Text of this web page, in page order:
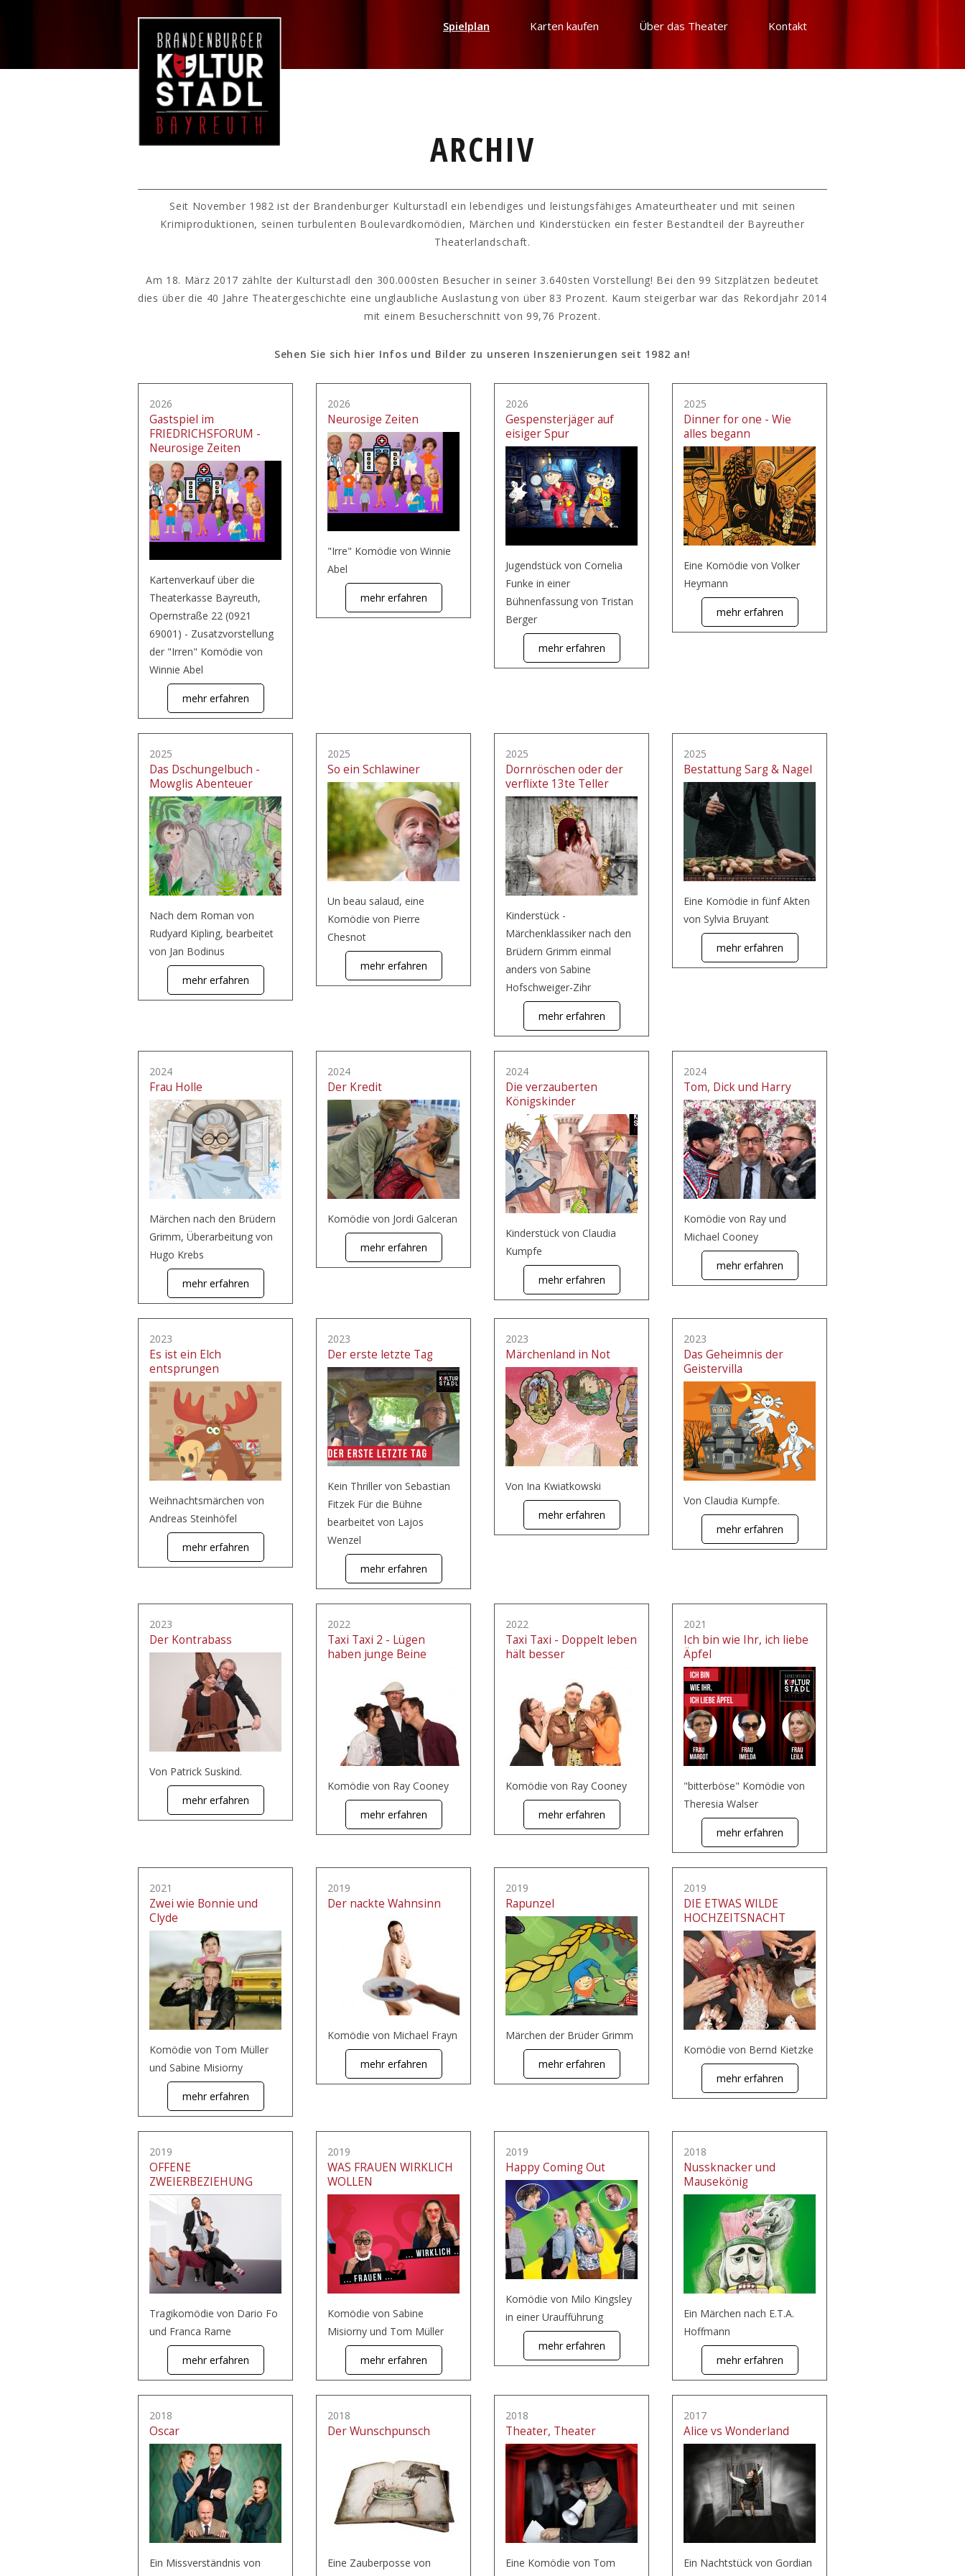
Spielplan Karten kaufen Über das Theater Kontakt
ARCHIV
Seit November 1982 ist der Brandenburger Kulturstadl ein lebendiges und leistungsfähiges Amateurtheater und mit seinen
Krimiproduktionen, seinen turbulenten Boulevardkomödien, Märchen und Kinderstücken ein fester Bestandteil der Bayreuther
Theaterlandschaft.
Am 18. März 2017 zählte der Kulturstadl den 300.000sten Besucher in seiner 3.640sten Vorstellung! Bei den 99 Sitzplätzen bedeutet
dies über die 40 Jahre Theatergeschichte eine unglaubliche Auslastung von über 83 Prozent. Kaum steigerbar war das Rekordjahr 2014
mit einem Besucherschnitt von 99,76 Prozent.
Sehen Sie sich hier Infos und Bilder zu unseren Inszenierungen seit 1982 an!
2026
Gastspiel im
FRIEDRICHSFORUM -
Neurosige Zeiten
Kartenverkauf über die
Theaterkasse Bayreuth,
Opernstraße 22 (0921
69001) - Zusatzvorstellung
der "Irren" Komödie von
Winnie Abel
mehr erfahren
2026
Neurosige Zeiten
"Irre" Komödie von Winnie
Abel
mehr erfahren
2026
Gespensterjäger auf
eisiger Spur
Jugendstück von Cornelia
Funke in einer
Bühnenfassung von Tristan
Berger
mehr erfahren
2025
Dinner for one - Wie
alles begann
Eine Komödie von Volker
Heymann
mehr erfahren
2025
Das Dschungelbuch -
Mowglis Abenteuer
Nach dem Roman von
Rudyard Kipling, bearbeitet
von Jan Bodinus
mehr erfahren
2025
So ein Schlawiner
Un beau salaud, eine
Komödie von Pierre
Chesnot
mehr erfahren
2025
Dornröschen oder der
verflixte 13te Teller
Kinderstück -
Märchenklassiker nach den
Brüdern Grimm einmal
anders von Sabine
Hofschweiger-Zihr
mehr erfahren
2025
Bestattung Sarg & Nagel
Eine Komödie in fünf Akten
von Sylvia Bruyant
mehr erfahren
2024
Frau Holle
Märchen nach den Brüdern
Grimm, Überarbeitung von
Hugo Krebs
mehr erfahren
2024
Der Kredit
Komödie von Jordi Galceran
mehr erfahren
2024
Die verzauberten
Königskinder
Kinderstück von Claudia
Kumpfe
mehr erfahren
2024
Tom, Dick und Harry
Komödie von Ray und
Michael Cooney
mehr erfahren
2023
Es ist ein Elch
entsprungen
Weihnachtsmärchen von
Andreas Steinhöfel
mehr erfahren
2023
Der erste letzte Tag
Kein Thriller von Sebastian
Fitzek Für die Bühne
bearbeitet von Lajos
Wenzel
mehr erfahren
2023
Märchenland in Not
Von Ina Kwiatkowski
mehr erfahren
2023
Das Geheimnis der
Geistervilla
Von Claudia Kumpfe.
mehr erfahren
2023
Der Kontrabass
Von Patrick Suskind.
mehr erfahren
2022
Taxi Taxi 2 - Lügen
haben junge Beine
Komödie von Ray Cooney
mehr erfahren
2022
Taxi Taxi - Doppelt leben
hält besser
Komödie von Ray Cooney
mehr erfahren
2021
Ich bin wie Ihr, ich liebe
Äpfel
"bitterböse" Komödie von
Theresia Walser
mehr erfahren
2021
Zwei wie Bonnie und
Clyde
Komödie von Tom Müller
und Sabine Misiorny
mehr erfahren
2019
Der nackte Wahnsinn
Komödie von Michael Frayn
mehr erfahren
2019
Rapunzel
Märchen der Brüder Grimm
mehr erfahren
2019
DIE ETWAS WILDE
HOCHZEITSNACHT
Komödie von Bernd Kietzke
mehr erfahren
2019
OFFENE
ZWEIERBEZIEHUNG
Tragikomödie von Dario Fo
und Franca Rame
mehr erfahren
2019
WAS FRAUEN WIRKLICH
WOLLEN
Komödie von Sabine
Misiorny und Tom Müller
mehr erfahren
2019
Happy Coming Out
Komödie von Milo Kingsley
in einer Uraufführung
mehr erfahren
2018
Nussknacker und
Mausekönig
Ein Märchen nach E.T.A.
Hoffmann
mehr erfahren
2018
Oscar
Ein Missverständnis von
2018
Der Wunschpunsch
Eine Zauberposse von
2018
Theater, Theater
Eine Komödie von Tom
2017
Alice vs Wonderland
Ein Nachtstück von Gordian